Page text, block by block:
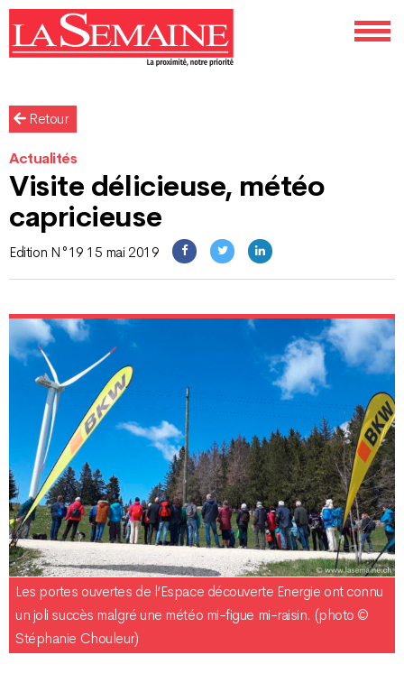
Retour
Actualités
Visite délicieuse, météo
capricieuse
Edition N°19 15 mai 2019
Les portes ouvertes de l’Espace découverte Energie ont connu
un joli succès malgré une météo mi-figue mi-raisin. (photo ©
Stéphanie Chouleur)